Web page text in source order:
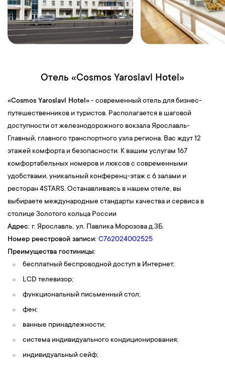
Отель «Cosmos Yaroslavl Hotel»
«Cosmos Yaroslavl Hotel»- современный отель для бизнес-
путешественников и туристов. Располагается в шаговой
доступности от железнодорожного вокзала Ярославль-
Главный, главного транспортного узла региона. Вас ждут 12
этажей комфорта и безопасности. К вашим услугам 167
комфортабельных номеров и люксов с современными
удобствами, уникальный конференц-этаж с 6 залами и
ресторан 4STARS. Останавливаясь в нашем отеле, вы
выбираете международные стандарты качества и сервиса в
столице Золотого кольца России
Адрес: г. Ярославль, ул. Павлика Морозова д.3Б.
Номер реестровой записи: С762024002525
Преимущества гостиницы:
бесплатный беспроводной доступ в Интернет;
LCD телевизор;
функциональный письменный стол;
фен;
ванные принадлежности;
система индивидуального кондиционирования;
индивидуальный сейф;